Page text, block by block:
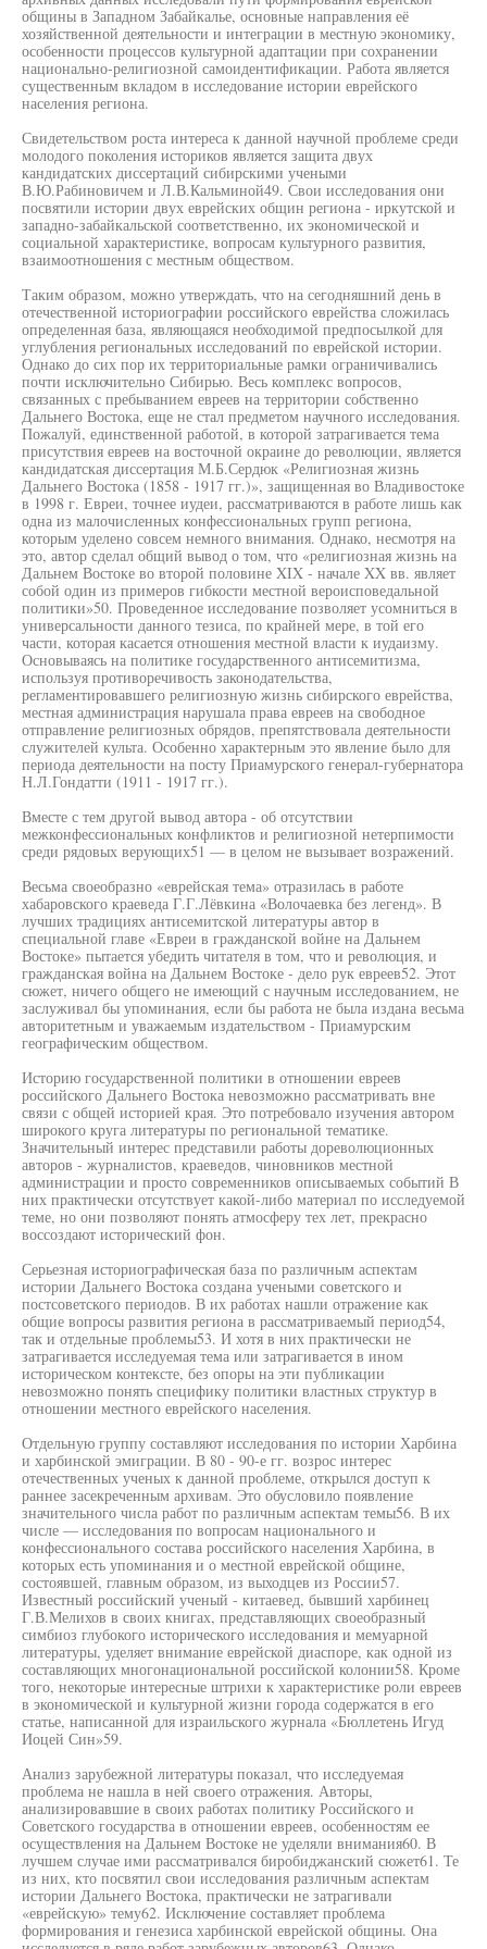
общины в Западном Забайкалье, основные направления её
хозяйственной деятельности и интеграции в местную экономику,
особенности процессов культурной адаптации при сохранении
национально-религиозной самоидентификации. Работа является
существенным вкладом в исследование истории еврейского
населения региона.
Свидетельством роста интереса к данной научной проблеме среди
молодого поколения историков является защита двух
кандидатских диссертаций сибирскими учеными
В.Ю.Рабиновичем и Л.В.Кальминой49. Свои исследования они
посвятили истории двух еврейских общин региона - иркутской и
западно-забайкальской соответственно, их экономической и
социальной характеристике, вопросам культурного развития,
взаимоотношения с местным обществом.
Таким образом, можно утверждать, что на сегодняшний день в
отечественной историографии российского еврейства сложилась
определенная база, являющаяся необходимой предпосылкой для
углубления региональных исследований по еврейской истории.
Однако до сих пор их территориальные рамки ограничивались
почти исключительно Сибирью. Весь комплекс вопросов,
связанных с пребыванием евреев на территории собственно
Дальнего Востока, еще не стал предметом научного исследования.
Пожалуй, единственной работой, в которой затрагивается тема
присутствия евреев на восточной окраине до революции, является
кандидатская диссертация М.Б.Сердюк «Религиозная жизнь
Дальнего Востока (1858 - 1917 гг.)», защищенная во Владивостоке
в 1998 г. Евреи, точнее иудеи, рассматриваются в работе лишь как
одна из малочисленных конфессиональных групп региона,
которым уделено совсем немного внимания. Однако, несмотря на
это, автор сделал общий вывод о том, что «религиозная жизнь на
Дальнем Востоке во второй половине XIX - начале XX вв. являет
собой один из примеров гибкости местной вероисповедальной
политики»50. Проведенное исследование позволяет усомниться в
универсальности данного тезиса, по крайней мере, в той его
части, которая касается отношения местной власти к иудаизму.
Основываясь на политике государственного антисемитизма,
используя противоречивость законодательства,
регламентировавшего религиозную жизнь сибирского еврейства,
местная администрация нарушала права евреев на свободное
отправление религиозных обрядов, препятствовала деятельности
служителей культа. Особенно характерным это явление было для
периода деятельности на посту Приамурского генерал-губернатора
Н.Л.Гондатти (1911 - 1917 гг.).
Вместе с тем другой вывод автора - об отсутствии
межконфессиональных конфликтов и религиозной нетерпимости
среди рядовых верующих51 — в целом не вызывает возражений.
Весьма своеобразно «еврейская тема» отразилась в работе
хабаровского краеведа Г.Г.Лёвкина «Волочаевка без легенд». В
лучших традициях антисемитской литературы автор в
специальной главе «Евреи в гражданской войне на Дальнем
Востоке» пытается убедить читателя в том, что и революция, и
гражданская война на Дальнем Востоке - дело рук евреев52. Этот
сюжет, ничего общего не имеющий с научным исследованием, не
заслуживал бы упоминания, если бы работа не была издана весьма
авторитетным и уважаемым издательством - Приамурским
географическим обществом.
Историю государственной политики в отношении евреев
российского Дальнего Востока невозможно рассматривать вне
связи с общей историей края. Это потребовало изучения автором
широкого круга литературы по региональной тематике.
Значительный интерес представили работы дореволюционных
авторов - журналистов, краеведов, чиновников местной
администрации и просто современников описываемых событий В
них практически отсутствует какой-либо материал по исследуемой
теме, но они позволяют понять атмосферу тех лет, прекрасно
воссоздают исторический фон.
Серьезная историографическая база по различным аспектам
истории Дальнего Востока создана учеными советского и
постсоветского периодов. В их работах нашли отражение как
общие вопросы развития региона в рассматриваемый период54,
так и отдельные проблемы53. И хотя в них практически не
затрагивается исследуемая тема или затрагивается в ином
историческом контексте, без опоры на эти публикации
невозможно понять специфику политики властных структур в
отношении местного еврейского населения.
Отдельную группу составляют исследования по истории Харбина
и харбинской эмиграции. В 80 - 90-е гг. возрос интерес
отечественных ученых к данной проблеме, открылся доступ к
раннее засекреченным архивам. Это обусловило появление
значительного числа работ по различным аспектам темы56. В их
числе — исследования по вопросам национального и
конфессионального состава российского населения Харбина, в
которых есть упоминания и о местной еврейской общине,
состоявшей, главным образом, из выходцев из России57.
Известный российский ученый - китаевед, бывший харбинец
Г.В.Мелихов в своих книгах, представляющих своеобразный
симбиоз глубокого исторического исследования и мемуарной
литературы, уделяет внимание еврейской диаспоре, как одной из
составляющих многонациональной российской колонии58. Кроме
того, некоторые интересные штрихи к характеристике роли евреев
в экономической и культурной жизни города содержатся в его
статье, написанной для израильского журнала «Бюллетень Игуд
Иоцей Син»59.
Анализ зарубежной литературы показал, что исследуемая
проблема не нашла в ней своего отражения. Авторы,
анализировавшие в своих работах политику Российского и
Советского государства в отношении евреев, особенностям ее
осуществления на Дальнем Востоке не уделяли внимания60. В
лучшем случае ими рассматривался биробиджанский сюжет61. Те
из них, кто посвятил свои исследования различным аспектам
истории Дальнего Востока, практически не затрагивали
«еврейскую» тему62. Исключение составляет проблема
формирования и генезиса харбинской еврейской общины. Она